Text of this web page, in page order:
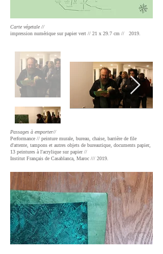
Carte végetale //
impression numérique sur papier vert // 21 x 29.7 cm //
2019.
Passages à emporter//
Performance // peinture murale, bureau, chaise, barrière de file
d'attente, tampons et autres objets de bureautique, documents papier,
13 peintures à l'acrylique sur papier //
Institut Français de Casablanca, Maroc /// 2019.